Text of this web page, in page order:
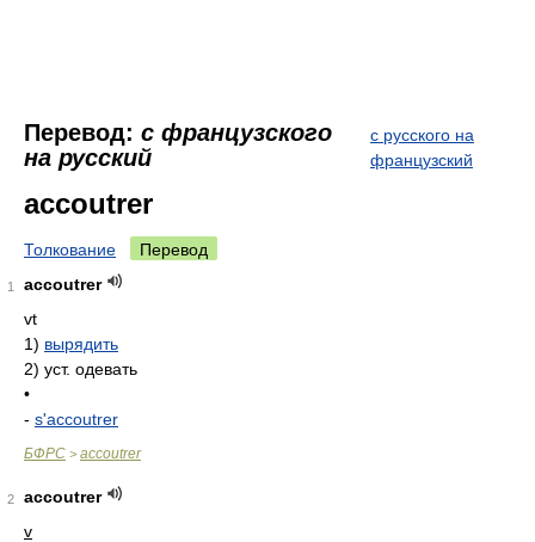
Перевод: с французского
на русский
с русского на
французский
accoutrer
Толкование Перевод
1
accoutrer
vt
1) вырядить
2) уст. одевать
•
- s'accoutrer
БФРС > accoutrer
2
accoutrer
v